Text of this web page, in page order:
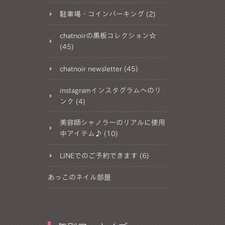
駐車場・コインパーキング (2)
chatnoirの黒板コレクション☆
(45)
chatnoir newsletter (45)
instagramインスタグラムへのリ
ンク (4)
美容師シャノラーのリアルに使用
中アイテム♪ (10)
LINEでのご予約できます (6)
あっこのネイル部屋